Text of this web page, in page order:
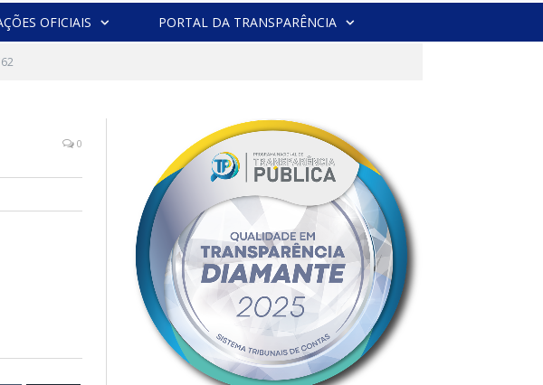
OFICIAIS PORTAL DA TRANSPARÊNCIA
0